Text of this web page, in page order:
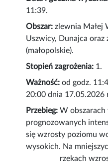
11:39.
Obszar: zlewnia Małej
Uszwicy, Dunajca
(małopolskie).
Stopień zagrożenia: 1.
Ważność:od godz.
20:00 dnia 17.05.2026
Przebieg: W
prognozowanych
się wzrosty poziomu
wysokich. Na
rzekach wzrosty